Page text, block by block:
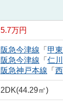
5.7万円
阪急今津線 「 甲
阪急今津線 「 仁川
阪急神戸本線 「
2DK(44.29㎡)